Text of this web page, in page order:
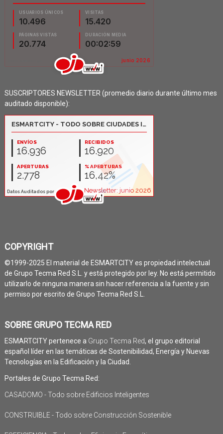
SUSCRIPTORES NEWSLETTER (promedio diario durante último mes
auditado disponible):
COPYRIGHT
©1999-2025 El material de ESMARTCITY es propiedad intelectual
de Grupo Tecma Red S.L. y está protegido por ley. No está permitido
utilizarlo de ninguna manera sin hacer referencia a la fuente y sin
permiso por escrito de Grupo Tecma Red S.L.
SOBRE GRUPO TECMA RED
ESMARTCITY pertenece a Grupo Tecma Red, el grupo editorial
español líder en las temáticas de Sostenibilidad, Energía y Nuevas
Tecnologías en la Edificación y la Ciudad.
Portales de Grupo Tecma Red:
CASADOMO - Todo sobre Edificios Inteligentes
CONSTRUIBLE - Todo sobre Construcción Sostenible